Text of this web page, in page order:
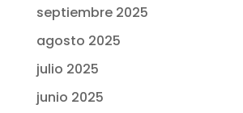
septiembre 2025
agosto 2025
julio 2025
junio 2025